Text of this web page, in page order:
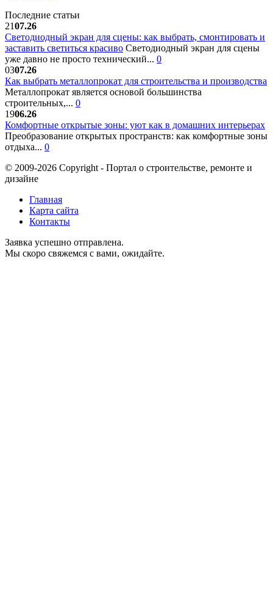
Последние статьи
2107.26
Светодиодный экран для сцены: как выбрать, смонтировать и
заставить светиться красиво Светодиодный экран для сцены
уже давно не просто технический... 0
0307.26
Как выбрать металлопрокат для строительства и производства
Металлопрокат является основой большинства
строительных,... 0
1906.26
Комфортные открытые зоны: уют как в домашних интерьерах
Преобразование открытых пространств: как комфортные зоны
отдыха... 0
© 2009-2026 Copyright - Портал о строительстве, ремонте и
дизайне
Главная
Карта сайта
Контакты
Заявка успешно отправлена.
Мы скоро свяжемся с вами, ожидайте.